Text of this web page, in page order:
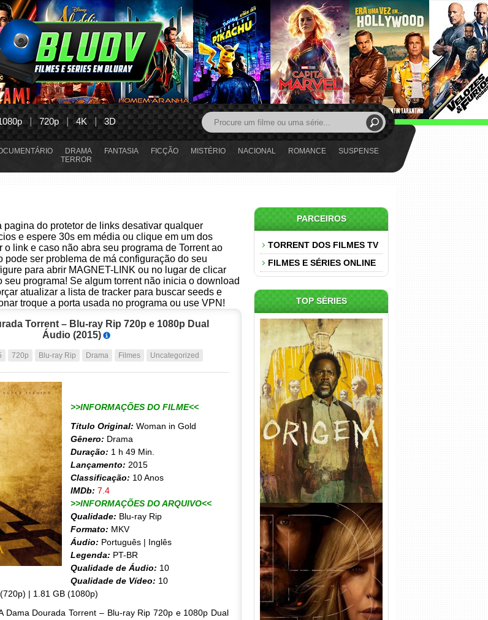
720p 4K 3D
DRAMA FANTASIA FICÇÃO MISTÉRIO NACIONAL ROMANCE
SUSPENSE
TERROR
pagina do protetor de links desativar qualquer
e espere 30s em média ou clique em um dos
o link e caso não abra seu programa de Torrent ao
pode ser problema de má configuração do seu
para abrir MAGNET-LINK ou no lugar de clicar
seu programa! Se algum torrent não inicia o download
atualizar a lista de tracker para buscar seeds e
troque a porta usada no programa ou use VPN!
Torrent – Blu-ray Rip 720p e 1080p Dual
Áudio (2015)
720p Blu-ray Rip Drama Filmes Uncategorized
>>INFORMAÇÕES DO FILME<<
Título Original: Woman in Gold
Gênero: Drama
Duração: 1 h 49 Min.
Lançamento: 2015
Classificação: 10 Anos
IMDb: 7.4
>>INFORMAÇÕES DO ARQUIVO<<
Qualidade: Blu-ray Rip
Formato: MKV
Áudio: Português | Inglês
Legenda: PT-BR
Qualidade de Áudio: 10
Qualidade de Vídeo: 10
| 1.81 GB (1080p)
Dama Dourada Torrent – Blu-ray Rip 720p e 1080p Dual
PARCEIROS
TORRENT DOS FILMES TV
FILMES E SÉRIES ONLINE
TOP SÉRIES
Origem 4ª Temporada Torrent
(2026) WEB-DL 1080p/4K
Dual Áudio
Rancho Dutton 1ª
Temporada Torrent (2026)
WEB-DL 1080p Dual Áudio